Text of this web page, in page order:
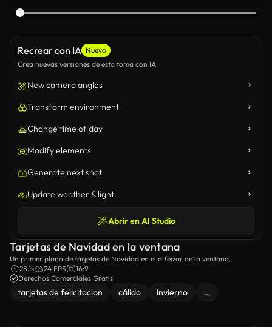
Recrear con IA Nuevo
Crea nuevas versiones de esta toma con IA
New camera angles
Transform environment
Change time of day
Modify elements
Generate next shot
Update weather & light
Abrir en AI Studio
Tarjetas de Navidad en la ventana
Un primer plano de tarjetas de Navidad en el alféizar de la ventana.
28.1s
24 FPS
16:9
Derechos Comerciales Gratis
tarjetas de felicitacion cálido invierno ...